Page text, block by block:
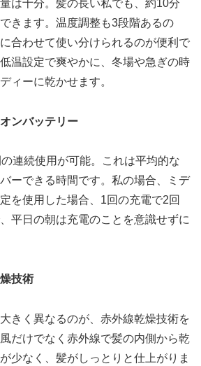
は十分。髪の長い私でも、約10分
きます。温度調整も3段階あるの
合わせて使い分けられるのが便利で
温設定で爽やかに、冬場や急ぎの時
ィーに乾かせます。
ンバッテリー
連続使用が可能。これは平均的な
ーできる時間です。私の場合、ミデ
を使用した場合、1回の充電で2回
平日の朝は充電のことを意識せずに
技術
きく異なるのが、赤外線乾燥技術を
だけでなく赤外線で髪の内側から乾
少なく、髪がしっとりと仕上がりま